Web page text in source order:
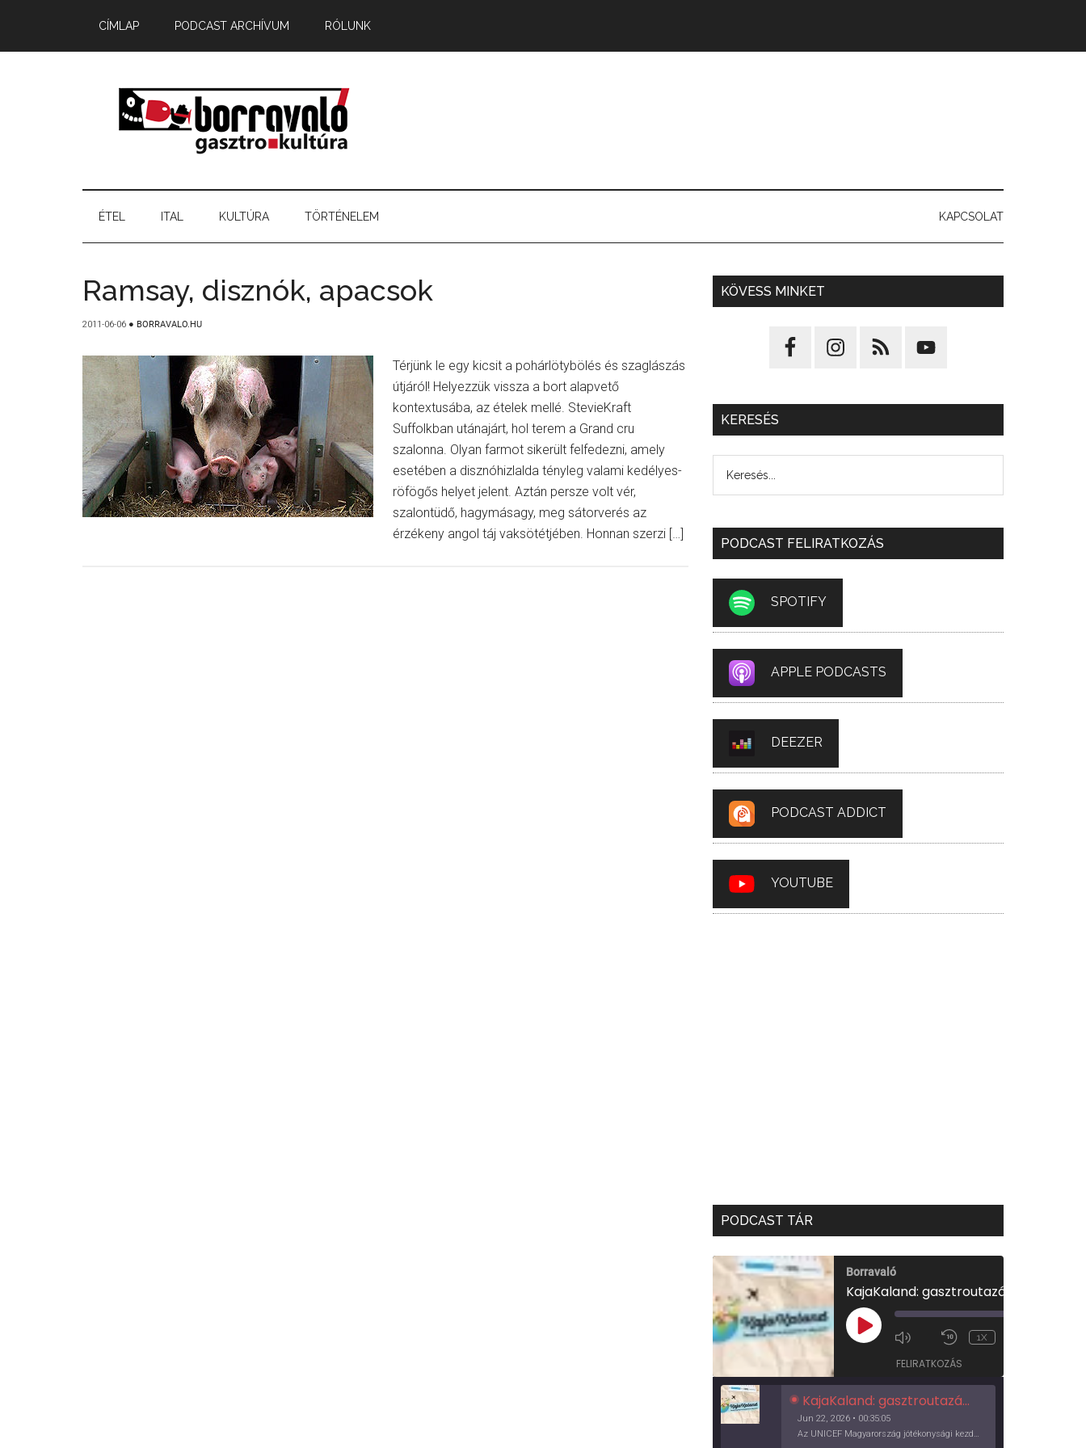
CÍMLAP PODCAST ARCHÍVUM RÓLUNK
ÉTEL ITAL KULTÚRA TÖRTÉNELEM KAPCSOLAT
Ramsay, disznók, apacsok
2011-06-06 ● BORRAVALO.HU
Térjünk le egy kicsit a pohárlötybölés és szaglászás
útjáról! Helyezzük vissza a bort alapvető
kontextusába, az ételek mellé. StevieKraft
Suffolkban utánajárt, hol terem a Grand cru
szalonna. Olyan farmot sikerült felfedezni, amely
esetében a disznóhizlalda tényleg valami kedélyes-
röfögős helyet jelent. Aztán persze volt vér,
szalontüdő, hagymásagy, meg sátorverés az
érzékeny angol táj vaksötétjében. Honnan szerzi […]
KÖVESS MINKET
KERESÉS
PODCAST FELIRATKOZÁS
SPOTIFY
APPLE PODCASTS
DEEZER
PODCAST ADDICT
YOUTUBE
PODCAST TÁR
Borravaló
PLAY
EPISODE
1X
FELIRATKOZÁS
KajaKaland: gasztroutazás a föld körül
Jun 22, 2026 • 00:35:05
Az UNICEF Magyarország jótékonysági kezdeményezése izgalmas, egész éves világkörüli ízutazásra hív, igazi családi program és gasztroedukáció, illetve segítség a rászorulóknak is egyben.